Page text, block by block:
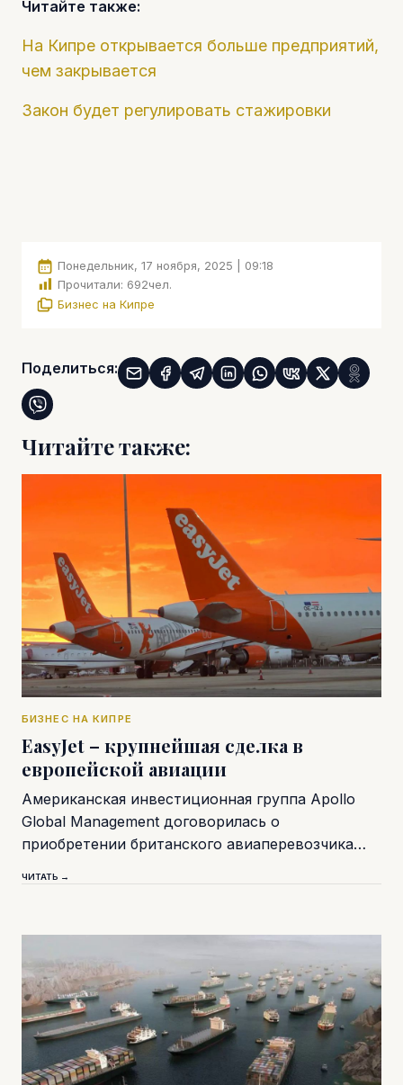
Читайте также:
На Кипре открывается больше предприятий,
чем закрывается
Закон будет регулировать стажировки
Понедельник, 17 ноября, 2025 | 09:18
Прочитали: 692чел.
Бизнес на Кипре
Поделиться:
Читайте также:
БИЗНЕС НА КИПРЕ
EasyJet – крупнейшая сделка в
европейской авиации
Американская инвестиционная группа Apollo
Global Management договорилась о
приобретении британского авиаперевозчика…
ЧИТАТЬ →